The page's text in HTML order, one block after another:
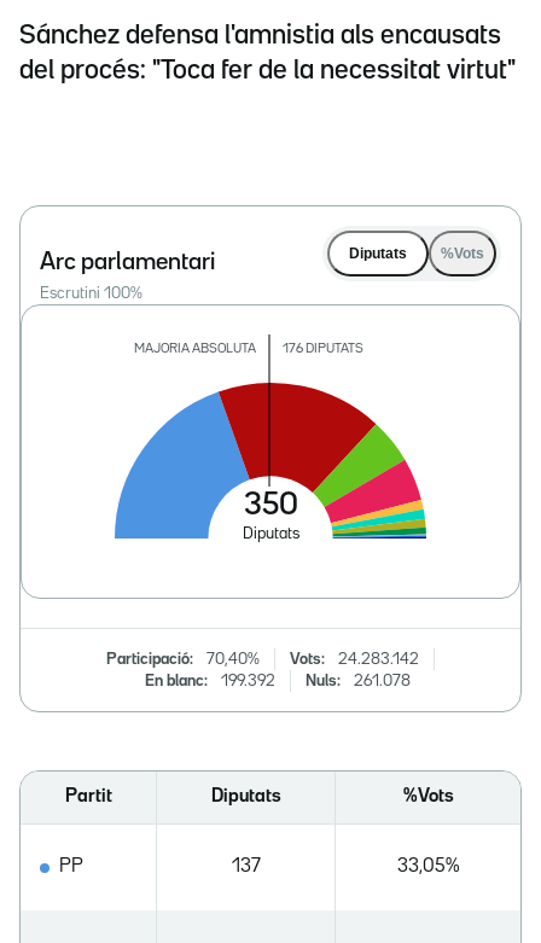
Sánchez defensa l'amnistia als encausats
del procés: "Toca fer de la necessitat virtut"
Arc parlamentari
Escrutini 100%
Diputats %Vots
Participació: 70,40% Vots:
24.283.142
En blanc:
199.392 Nuls: 261.078
Partit Diputats %Vots
PP 137 33,05%